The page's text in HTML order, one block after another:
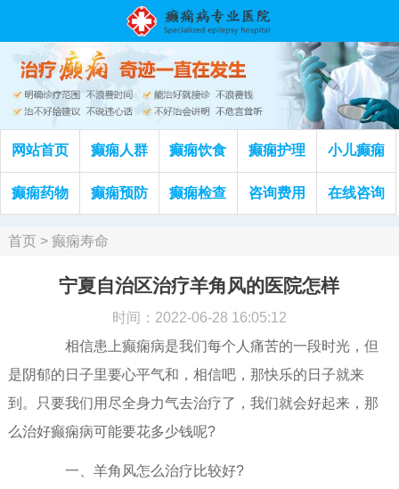
网站首页 癫痫人群 癫痫饮食 癫痫护理 小儿癫痫
癫痫药物 癫痫预防 癫痫检查 咨询费用 在线咨询
首页> 癫痫寿命
宁夏自治区治疗羊角风的医院怎样
时间：2022-06-28 16:05:12
相信患上癫痫病是我们每个人痛苦的一段时光，但
是阴郁的日子里要心平气和，相信吧，那快乐的日子就来
到。只要我们用尽全身力气去治疗了，我们就会好起来，那
么治好癫痫病可能要花多少钱呢?
一、羊角风怎么治疗比较好?